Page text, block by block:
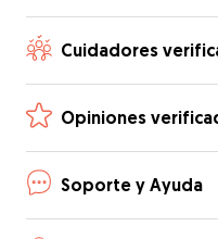
Cuidadores
Opiniones
Soporte y Ayuda